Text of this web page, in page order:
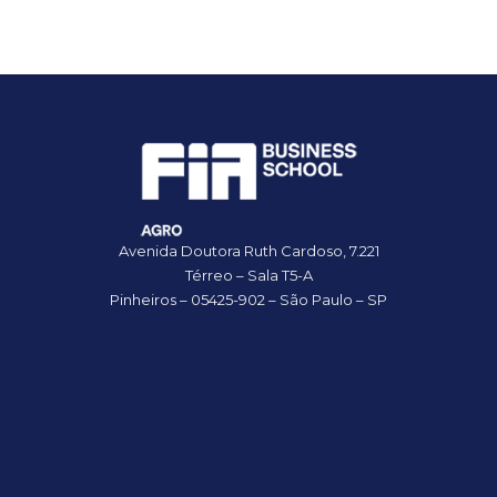
Avenida Doutora Ruth Cardoso, 7.221
Térreo – Sala T5-A
Pinheiros – 05425-902 – São Paulo – SP